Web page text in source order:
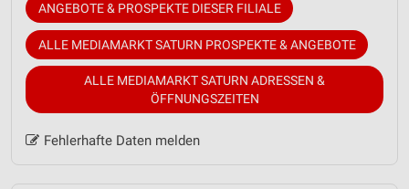
ANGEBOTE & PROSPEKTE DIESER FILIALE
ALLE MEDIAMARKT SATURN PROSPEKTE & ANGEBOTE
ALLE MEDIAMARKT SATURN ADRESSEN &
ÖFFNUNGSZEITEN
Fehlerhafte Daten melden